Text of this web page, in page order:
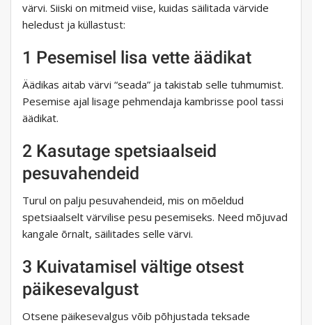
värvi. Siiski on mitmeid viise, kuidas säilitada värvide
heledust ja küllastust:
1 Pesemisel lisa vette äädikat
Äädikas aitab värvi “seada” ja takistab selle tuhmumist.
Pesemise ajal lisage pehmendaja kambrisse pool tassi
äädikat.
2 Kasutage spetsiaalseid
pesuvahendeid
Turul on palju pesuvahendeid, mis on mõeldud
spetsiaalselt värvilise pesu pesemiseks. Need mõjuvad
kangale õrnalt, säilitades selle värvi.
3 Kuivatamisel vältige otsest
päikesevalgust
Otsene päikesevalgus võib põhjustada teksade